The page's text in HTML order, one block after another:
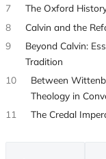
7
The Oxford
8
Calvin and the
9
Beyond Calvin:
Tradition
10
Between
Theology in
11
The Credal